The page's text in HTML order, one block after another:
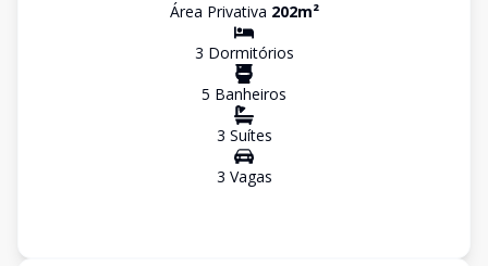
Área Privativa 202m²
3 Dormitórios
5 Banheiros
3 Suítes
3 Vagas